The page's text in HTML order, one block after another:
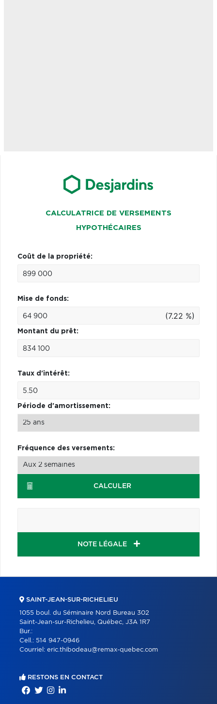
CALCULATRICE DE VERSEMENTS
HYPOTHÉCAIRES
Coût de la propriété:
Mise de fonds:
(7.22 %)
Montant du prêt:
Taux d'intérêt:
Période d'amortissement:
Fréquence des versements:
CALCULER
NOTE LÉGALE
SAINT-JEAN-SUR-RICHELIEU
1055 boul. du Séminaire Nord Bureau 302
Saint-Jean-sur-Richelieu, Québec, J3A 1R7
Bur.:
Cell.: 514 947-0946
Courriel: eric.thibodeau@remax-quebec.com
RESTONS EN CONTACT